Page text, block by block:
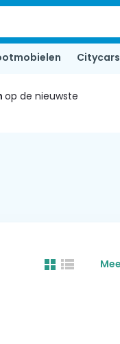
Citycars
op de nieuwste